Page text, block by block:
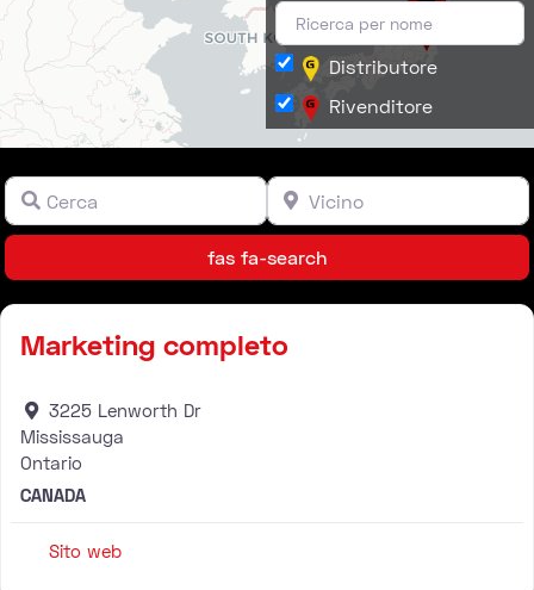
Leaflet| ©OpenStreetMapcontributors ©CARTO
Distributore
Rivenditore
CercaCampo libero VicinoCampo libero
fas fa-searchfas fa-search
Marketing completo
3225 Lenworth Dr
Mississauga
Ontario
CANADA
Sito web